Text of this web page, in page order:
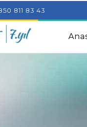
and tutorials
Tips For People
811 83 43